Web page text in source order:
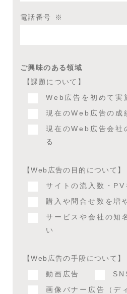
電話番号 ※
ご興味のある領域
【課題について】
Web広告を初めて実
現在のWeb広告の成
現在のWeb広告会社
る
【Web広告の目的について】
サイトの流入数・PV
購入や問合せ数を増
サービスや会社の知
い
【Web広告の手段について】
動画広告
画像バナー広告（デ